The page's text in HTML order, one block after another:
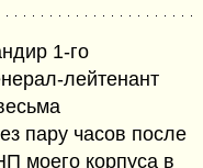
1-го
лейтенант
пару часов после
моего корпуса в